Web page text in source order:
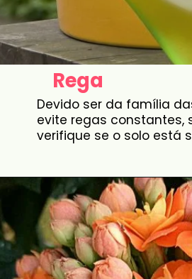
Rega
Devido ser da família
evite regas constantes,
verifique se o solo está